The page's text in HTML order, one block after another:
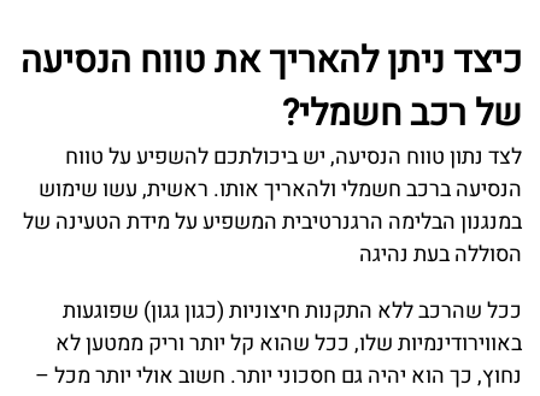
כיצד ניתן להאריך את טווח הנסיעה
של רכב חשמלי?
לצד נתון טווח הנסיעה, יש ביכולתכם להשפיע על טווח
הנסיעה ברכב חשמלי ולהאריך אותו. ראשית, עשו שימוש
במנגנון הבלימה הרגנרטיבית המשפיע על מידת הטעינה של
הסוללה בעת נהיגה
ככל שהרכב ללא התקנות חיצוניות (כגון גגון) שפוגעות
באווירודינמיות שלו, ככל שהוא קל יותר וריק ממטען לא
נחוץ, כך הוא יהיה גם חסכוני יותר. חשוב אולי יותר מכל –